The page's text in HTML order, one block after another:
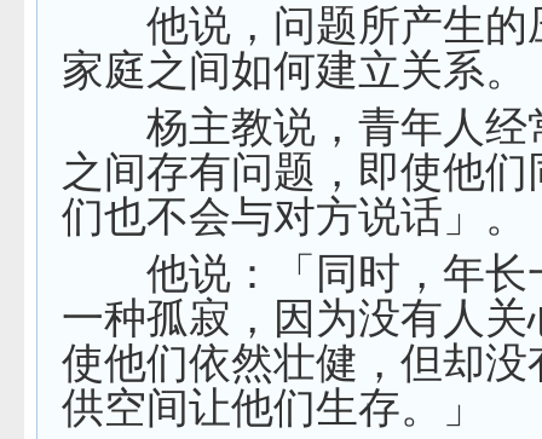
他说，问题所产生的
家庭之间如何建立关系。
杨主教说，青年人经
之间存有问题，即使他
们也不会与对方说话」。
他说：「同时，年长
一种孤寂，因为没有人关
使他们依然壮健，但却没
供空间让他们生存。」